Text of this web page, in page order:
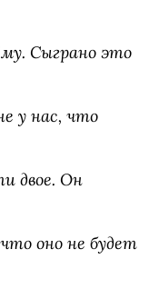
Сыграно это
у нас, что
двое. Он
оно не будет